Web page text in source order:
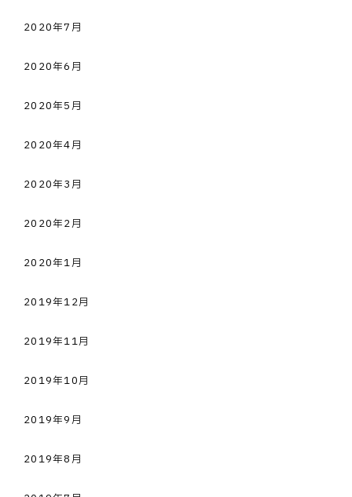
2020年7月
2020年6月
2020年5月
2020年4月
2020年3月
2020年2月
2020年1月
2019年12月
2019年11月
2019年10月
2019年9月
2019年8月